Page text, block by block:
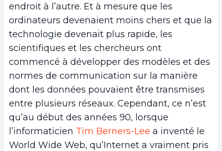
endroit à l’autre. Et à mesure que les
ordinateurs devenaient moins chers et que la
technologie devenait plus rapide, les
scientifiques et les chercheurs ont
commencé à développer des modèles et des
normes de communication sur la manière
dont les données pouvaient être transmises
entre plusieurs réseaux. Cependant, ce n’est
qu’au début des années 90, lorsque
l’informaticien Tim Berners-Lee a inventé le
World Wide Web, qu’Internet a vraiment pris